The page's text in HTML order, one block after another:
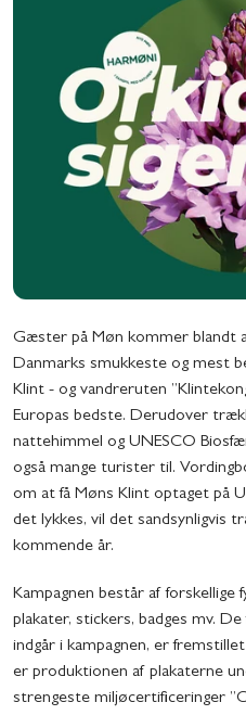
Gæster på Møn kommer blandt
Danmarks smukkeste og mest
Klint - og vandreruten
Europas bedste. Derudover
nattehimmel og UNESCO
også mange turister til.
om at få Møns Klint optaget på
det lykkes, vil det sandsynligvis
kommende år.
Kampagnen består af forskellige
plakater, stickers, badges mv.
indgår i kampagnen, er
er produktionen af plakaterne
strengeste miljøcertificeringer